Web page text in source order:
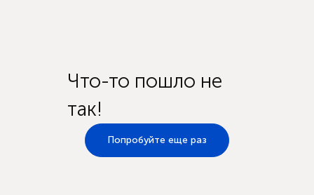
Что-то пошло не
так!
Попробуйте еще раз